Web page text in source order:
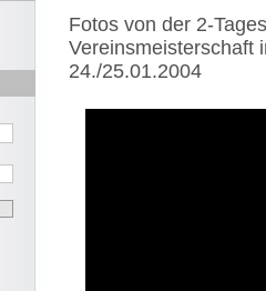
Fotos von der 2-
Vereinsmeisterschaft
24./25.01.2004